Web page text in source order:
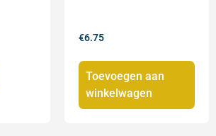
€6.75
Toevoegen aan
winkelwagen